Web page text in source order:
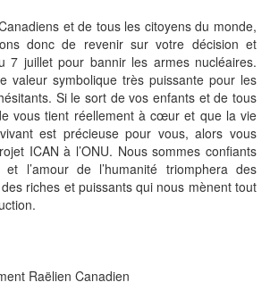
et de tous les citoyens du monde,
donc de revenir sur votre décision et
7 juillet pour bannir les armes nucléaires.
valeur symbolique très puissante pour les
Si le sort de vos enfants et de tous
vous tient réellement à cœur et que la vie
est précieuse pour vous, alors vous
ICAN à l’ONU. Nous sommes confiants
l’amour de l’humanité triomphera des
riches et puissants qui nous mènent tout
Raëlien Canadien